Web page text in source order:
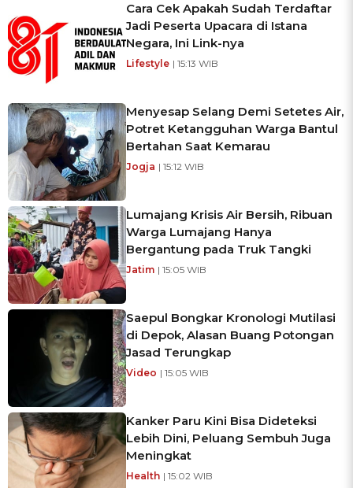
Cara Cek Apakah Sudah Terdaftar
Jadi Peserta Upacara di Istana
Negara, Ini Link-nya
Lifestyle | 15:13 WIB
Menyesap Selang Demi Setetes Air,
Potret Ketangguhan Warga Bantul
Bertahan Saat Kemarau
Jogja | 15:12 WIB
Lumajang Krisis Air Bersih, Ribuan
Warga Lumajang Hanya
Bergantung pada Truk Tangki
Jatim | 15:05 WIB
Saepul Bongkar Kronologi Mutilasi
di Depok, Alasan Buang Potongan
Jasad Terungkap
Video | 15:05 WIB
Kanker Paru Kini Bisa Dideteksi
Lebih Dini, Peluang Sembuh Juga
Meningkat
Health | 15:02 WIB